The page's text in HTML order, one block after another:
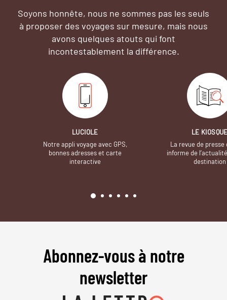
Soyons honnête, nous ne sommes pas les seuls
à proposer des voyages sur mesure, mais nous
avons quelques atouts qui font
incontestablement la différence.
LUCIOLE
Notre appli voyage avec GPS,
bonnes adresses et carte
interactive
LE
La revue de presse
informe de
destination
Abonnez-vous à notre
newsletter